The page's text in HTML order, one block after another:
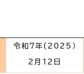
令和7年(2025）
2月１２日